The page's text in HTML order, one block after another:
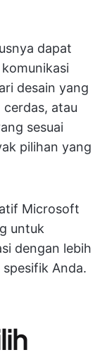
dapat
desain yang
atau
sesuai
pilihan yang
Microsoft
untuk
dengan lebih
Anda.